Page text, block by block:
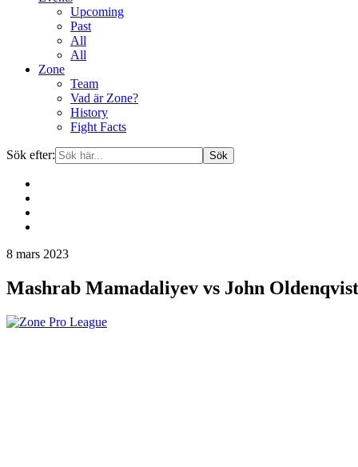
Upcoming
Past
All
All
Zone
Team
Vad är Zone?
History
Fight Facts
Sök efter:
Gå
till
innehåll
8 mars 2023
Mashrab Mamadaliyev vs John Oldenqvist